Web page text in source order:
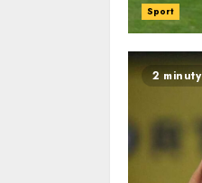
Sport
2 minuty